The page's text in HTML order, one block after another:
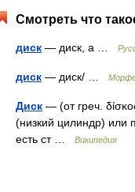
Смотреть что
диск — диск, а …
диск — диск/ …
Диск — (от греч.
(низкий цилиндр) или
есть ст …
Википедия